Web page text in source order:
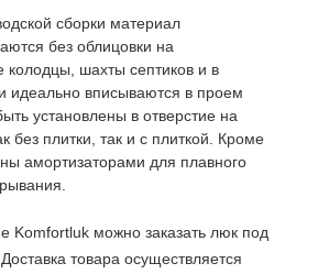
сборки материал
без облицовки на
колодцы, шахты септиков и в
вписываются в проем
установлены в отверстие на
без плитки, так и с плиткой. Кроме
амортизаторами для плавного
Komfortluk можно заказать люк под
товара осуществляется